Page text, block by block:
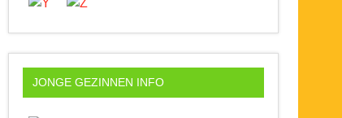
JONGE GEZINNEN INFO